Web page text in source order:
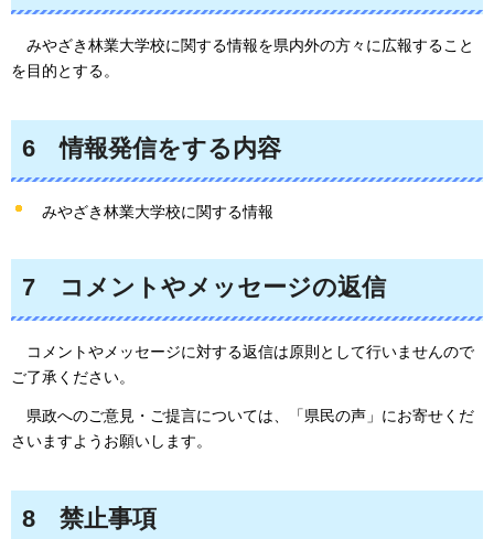
みやざき林業大学校に関する情報を県内外の方々に広報すること
を目的とする。
6 情報発信をする内容
みやざき林業大学校に関する情報
7 コメント やメッセージの返信
コメントやメッセージに対する返信は原則として行いませんので
ご了承ください。
県政へのご意見・ご提言については、「県民の声」にお寄せくだ
さいますようお願いします。
8 禁止事項